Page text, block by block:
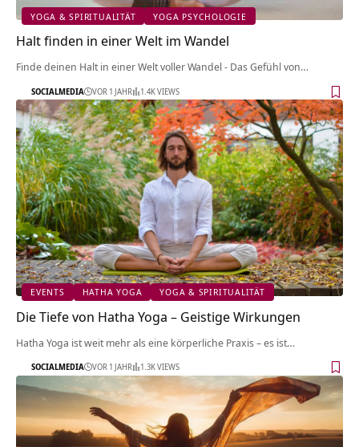
YOGA & SPIRITUALITÄT YOGA PSYCHOLOGIE
Halt finden in einer Welt im Wandel
Finde deinen Halt in einer Welt voller Wandel - Das Gefühl von…
SOCIALMEDIA VOR 1 JAHR 1.4K VIEWS
EVENTS HATHA YOGA YOGA & SPIRITUALITÄT
Die Tiefe von Hatha Yoga – Geistige Wirkungen
Hatha Yoga ist weit mehr als eine körperliche Praxis – es ist…
SOCIALMEDIA VOR 1 JAHR 1.3K VIEWS